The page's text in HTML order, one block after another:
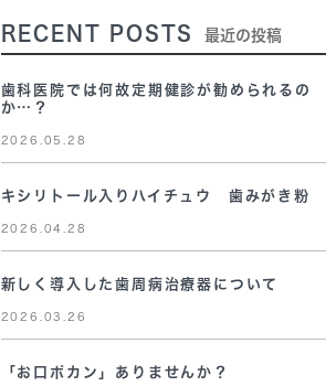
RECENT POSTS 最近の投稿
歯科医院では何故定期健診が勧められるの
か…？
2026.05.28
キシリトール入りハイチュウ 歯みがき粉
2026.04.28
新しく導入した歯周病治療器について
2026.03.26
「お口ポカン」ありませんか？